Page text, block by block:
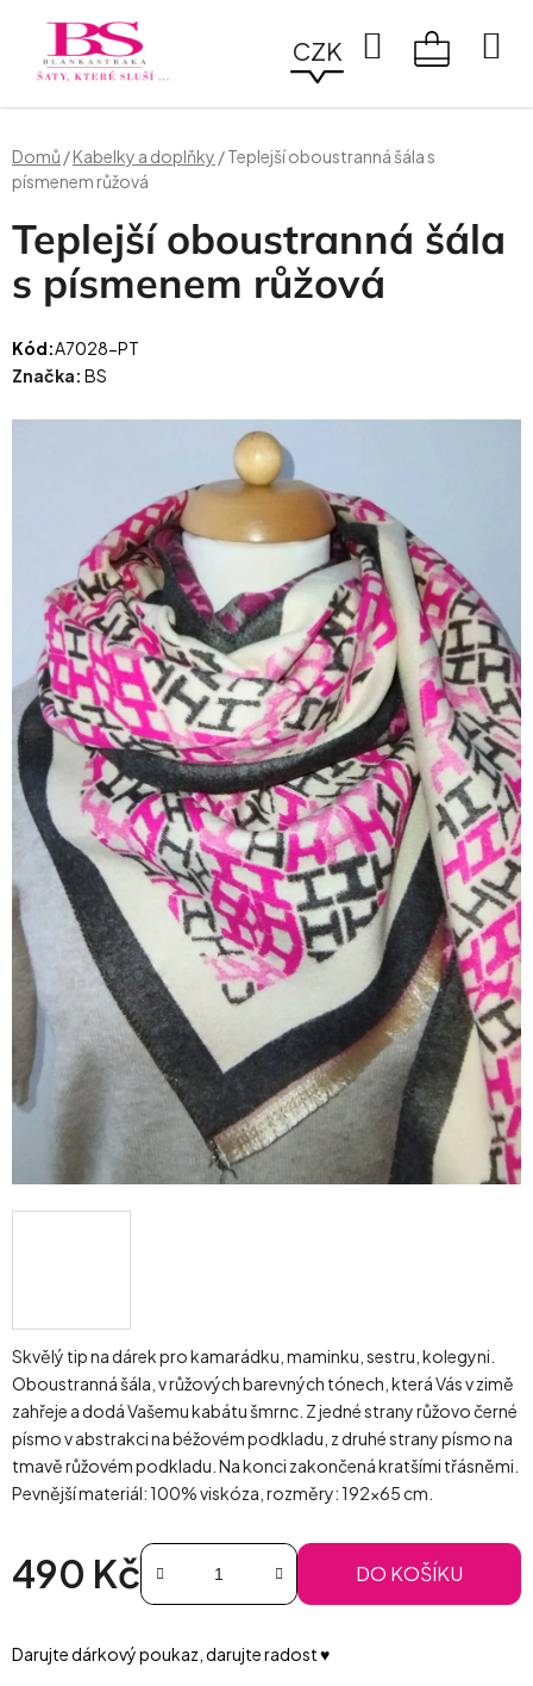
obsah
CZK
Hledat
Domů /Kabelky a doplňky /Teplejší oboustranná šála s
písmenem růžová
Skvělý tip na dárek pro kamarádku, maminku, sestru, kolegyni.
Oboustranná šála, v růžových barevných tónech, která Vás v zimě
zahřeje a dodá Vašemu kabátu šmrnc. Z jedné strany růžovo černé
písmo v abstrakci na béžovém podkladu, z druhé strany písmo na
tmavě růžovém podkladu. Na konci zakončená kratšími třásněmi.
Pevnější materiál: 100% viskóza, rozměry: 192x65 cm.
490 Kč DO KOŠÍKU
Darujte dárkový poukaz, darujte radost ♥️
Teplejší oboustranná šála
s písmenem růžová
Kód:A7028-PT
Značka: BS